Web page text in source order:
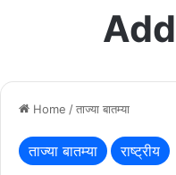
Home /ताज्या बातम्या
ताज्या बातम्या राष्ट्रीय